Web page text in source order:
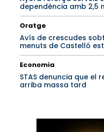
dependència amb 2,5
Oratge
Avís de crescudes
menuts de Castelló
Economia
STAS denuncia que
arriba massa tard